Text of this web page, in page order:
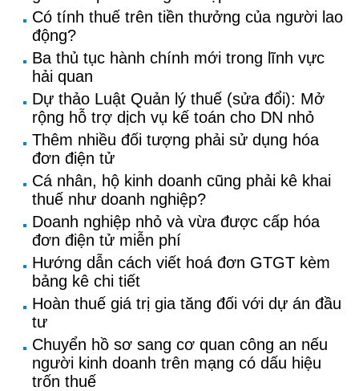
Có tính thuế trên tiền thưởng của người lao
động?
Ba thủ tục hành chính mới trong lĩnh vực
hải quan
Dự thảo Luật Quản lý thuế (sửa đổi): Mở
rộng hỗ trợ dịch vụ kế toán cho DN nhỏ
Thêm nhiều đối tượng phải sử dụng hóa
đơn điện tử
Cá nhân, hộ kinh doanh cũng phải kê khai
thuế như doanh nghiệp?
Doanh nghiệp nhỏ và vừa được cấp hóa
đơn điện tử miễn phí
Hướng dẫn cách viết hoá đơn GTGT kèm
bảng kê chi tiết
Hoàn thuế giá trị gia tăng đối với dự án đầu
tư
Chuyển hồ sơ sang cơ quan công an nếu
người kinh doanh trên mạng có dấu hiệu
trốn thuế